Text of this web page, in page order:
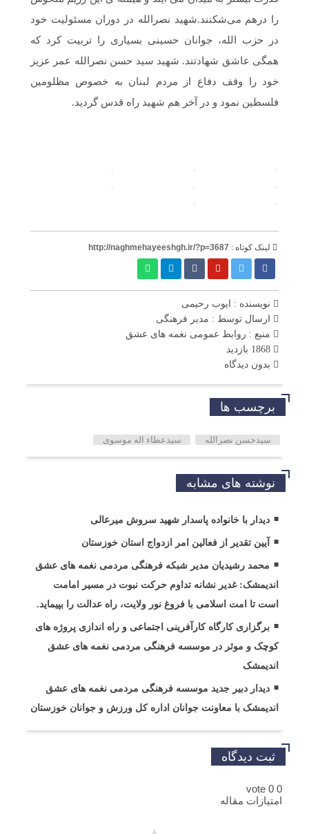
را درهم می‌شکنند.شهید نصرالله در دوران مسئولیت خود
در حزب الله، جوانان حسینی بسیاری را تربیت کرد که
همگی عاشق شهادتند. شهید سید حسن نصرالله عمر عزیز
خود را وقف دفاع از مردم لبنان به خصوص مظلومین
فلسطین نمود و در آخر هم شهید راه قدس گردید.
لینک کوتاه : http://naghmehayeeshgh.ir/?p=3687
نویسنده : ایوب رحیمی
ارسال توسط : مدیر فرهنگی
منبع : روابط عمومی نغمه های عشق
بدون دیدگاه
برچسب ها
سیدحسن نصرالله سیدعطاء اله موسوی
نوشته های مشابه
دیدار با خانواده پاسدار شهید سروش میرعالی
آیین تقدیر از فعالین امر ازدواج استان خوزستان
محمد رشیدیان مدیر شبکه فرهنگی مردمی نغمه های عشق
اندیمشک: غدیر نشانه تداوم حرکت نبوت در مسیر امامت
است تا امت اسلامی با فروغ نور ولایت، راه عدالت را بپیماید.
برگزاری کارگاه کارآفرینی اجتماعی و راه اندازی پروژه های
کوچک و موثر در موسسه فرهنگی مردمی نغمه های عشق
اندیمشک
دیدار دبیر جدید موسسه فرهنگی مردمی نغمه های عشق
اندیمشک با معاونت جوانان اداره کل ورزش و جوانان خوزستان
ثبت دیدگاه
0
0
vote
امتیازات مقاله